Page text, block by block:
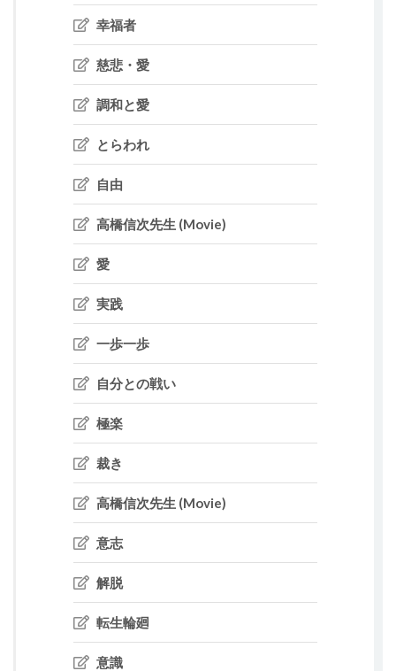
幸福者
慈悲・愛
調和と愛
とらわれ
自由
高橋信次先生 (Movie)
愛
実践
一歩一歩
自分との戦い
極楽
裁き
高橋信次先生 (Movie)
意志
解脱
転生輪廻
意識